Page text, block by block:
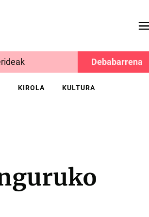
Debabarrena
KIROLA KULTURA